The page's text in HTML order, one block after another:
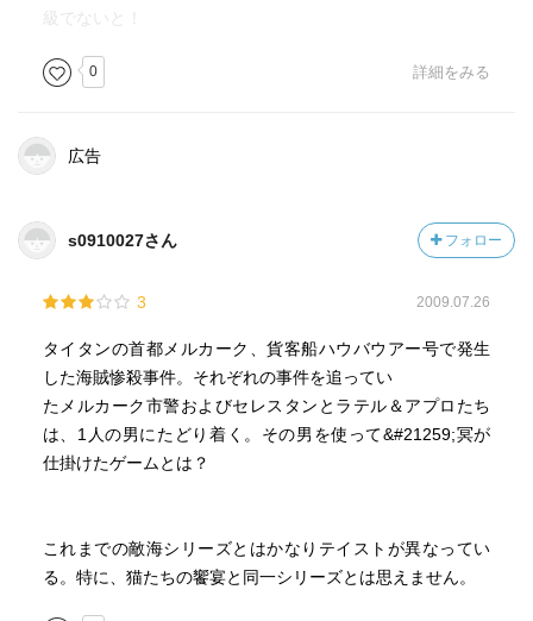
級でないと！
0 詳細をみる
広告
s0910027さん フォロー
3 2009.07.26
タイタンの首都メルカーク、貨客船ハウバウアー号で発生
した海賊惨殺事件。それぞれの事件を追ってい
たメルカーク市警およびセレスタンとラテル＆アプロたち
は、1人の男にたどり着く。その男を使って&#21259;冥が
仕掛けたゲームとは？
これまでの敵海シリーズとはかなりテイストが異なってい
る。特に、猫たちの饗宴と同一シリーズとは思えません。